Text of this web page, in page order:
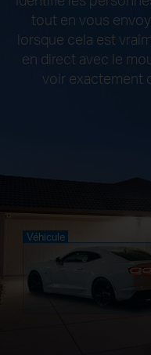
tout en vous
lorsque cela est
en direct avec le
voir exactement
Véhicule